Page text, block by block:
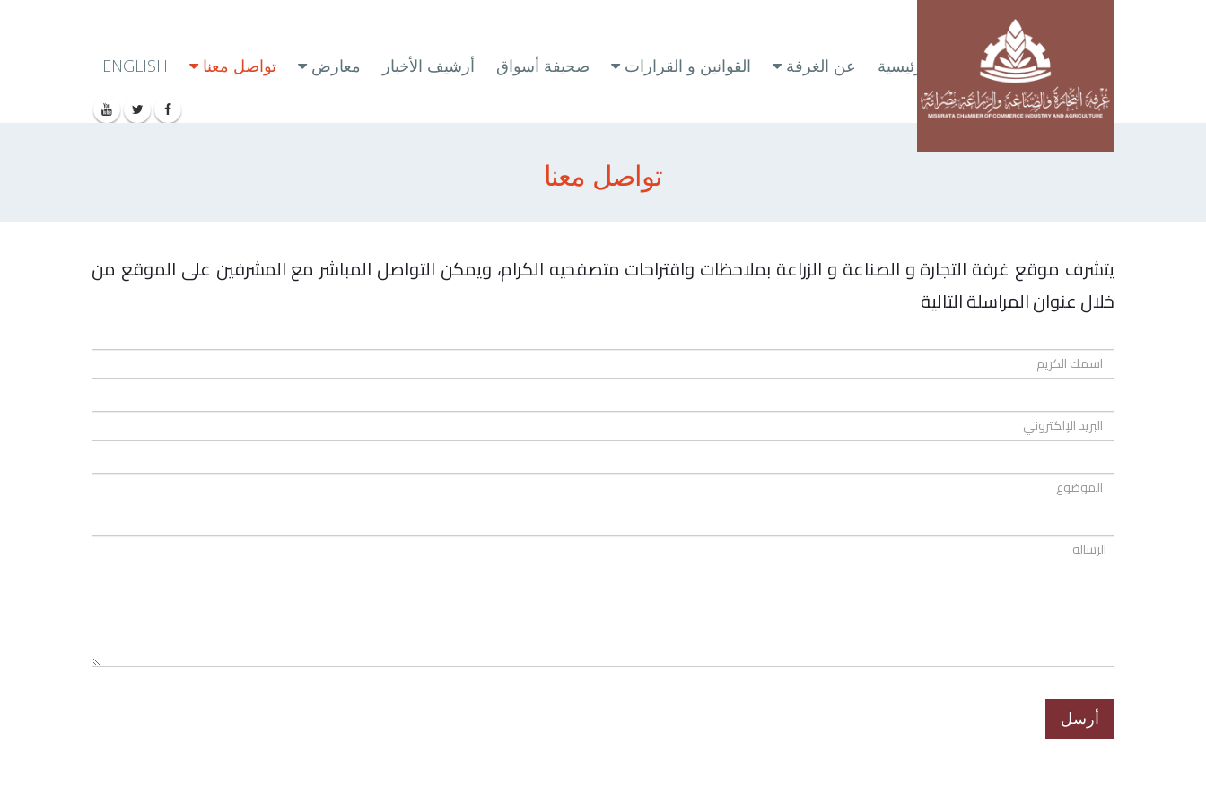
الرئيسية عن الغرفة القوانين و القرارات صحيفة أسواق أرشيف الأخبار معارض تواصل معنا ENGLISH
تواصل معنا
يتشرف موقع غرفة التجارة و الصناعة و الزراعة بملاحظات واقتراحات متصفحيه الكرام، ويمكن التواصل المباشر مع المشرفين على الموقع من
خلال عنوان المراسلة التالية